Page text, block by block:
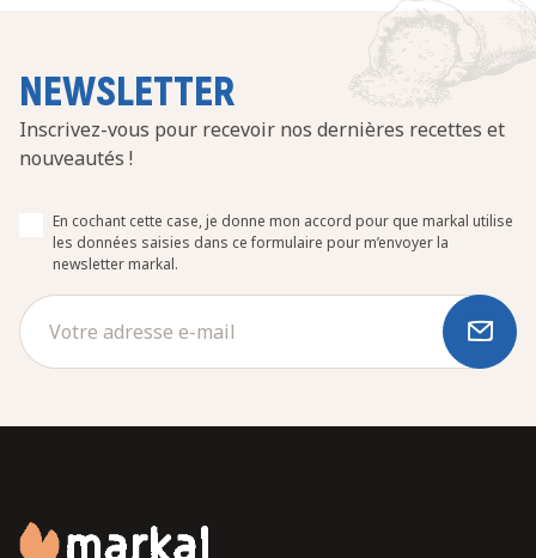
NEWSLETTER
Inscrivez-vous pour recevoir nos dernières recettes et
nouveautés !
En cochant cette case, je donne mon accord pour que markal utilise
les données saisies dans ce formulaire pour m’envoyer la
newsletter markal.